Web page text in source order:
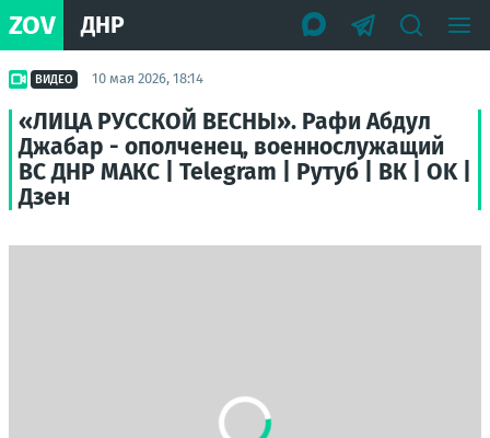
ZOV ДНР
ВИДЕО 10 мая 2026, 18:14
«ЛИЦА РУССКОЙ ВЕСНЫ». Рафи Абдул
Джабар - ополченец, военнослужащий
ВС ДНР МАКС | Telegram | Рутуб | ВК | OK |
Дзен